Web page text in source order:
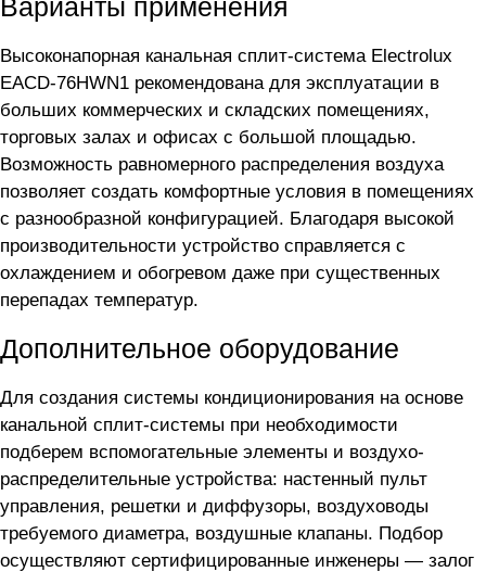
Варианты применения
Высоконапорная канальная сплит-система Electrolux
EACD-76HWN1 рекомендована для эксплуатации в
больших коммерческих и складских помещениях,
торговых залах и офисах с большой площадью.
Возможность равномерного распределения воздуха
позволяет создать комфортные условия в помещениях
с разнообразной конфигурацией. Благодаря высокой
производительности устройство справляется с
охлаждением и обогревом даже при существенных
перепадах температур.
Дополнительное оборудование
Для создания системы кондиционирования на основе
канальной сплит-системы при необходимости
подберем вспомогательные элементы и воздухо-
распределительные устройства: настенный пульт
управления, решетки и диффузоры, воздуховоды
требуемого диаметра, воздушные клапаны. Подбор
осуществляют сертифицированные инженеры — залог